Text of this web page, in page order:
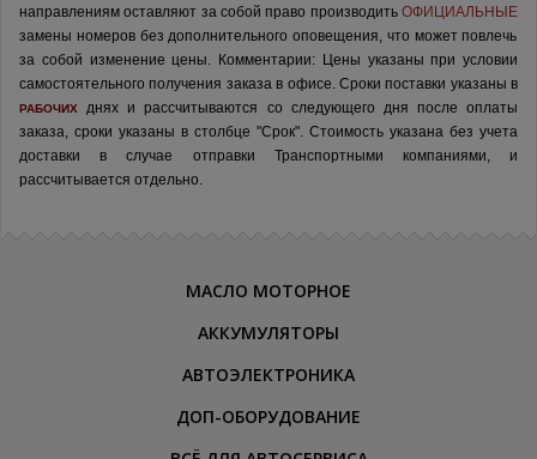
направлениям оставляют за собой право производить ОФИЦИАЛЬНЫЕ
замены номеров без дополнительного оповещения, что может повлечь
за собой изменение цены. Комментарии: Цены указаны при условии
самостоятельного получения заказа в офисе. Сроки поставки указаны в
РАБОЧИХ
днях и рассчитываются со следующего дня после оплаты
заказа, сроки указаны в столбце "Срок". Стоимость указана без учета
доставки в случае отправки Транспортными компаниями, и
рассчитывается отдельно.
МАСЛО МОТОРНОЕ
АККУМУЛЯТОРЫ
АВТОЭЛЕКТРОНИКА
ДОП-ОБОРУДОВАНИЕ